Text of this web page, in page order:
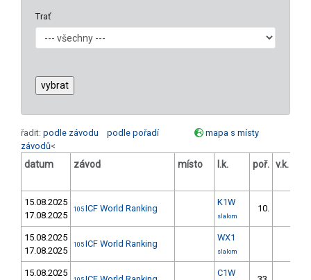
Trať
řadit: podle závodu podle pořadí
mapa s místy
závodů<
datum závod místo l.k. poř. v.k.
15.08.2025
17.08.2025
105 ICF World Ranking
K1W
slalom
10.
15.08.2025
17.08.2025
105 ICF World Ranking
WX1
slalom
15.08.2025
C1W